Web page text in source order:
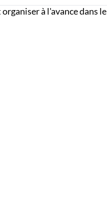
à l'avance dans le